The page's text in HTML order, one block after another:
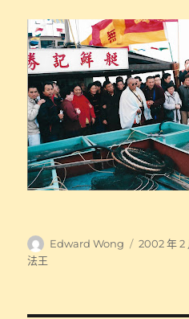
作
Edward Wong
發
2002 年 2
法王